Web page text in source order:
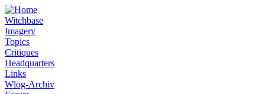
Witchbase
Imagery
Topics
Critiques
Headquarters
Links
Wlog-Archiv